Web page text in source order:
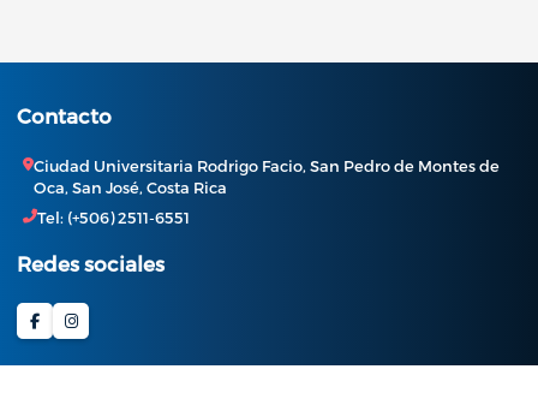
Contacto
Ciudad Universitaria Rodrigo Facio, San Pedro de Montes de
Oca, San José, Costa Rica
Tel: (+506) 2511-6551
Redes sociales